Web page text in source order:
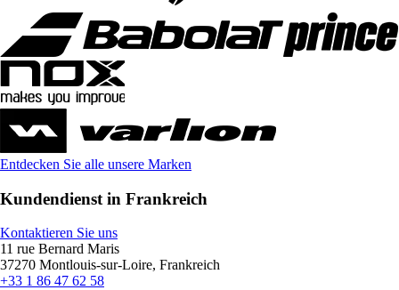
Entdecken Sie alle unsere Marken
Kundendienst in Frankreich
Kontaktieren Sie uns
11 rue Bernard Maris
37270 Montlouis-sur-Loire, Frankreich
+33 1 86 47 62 58